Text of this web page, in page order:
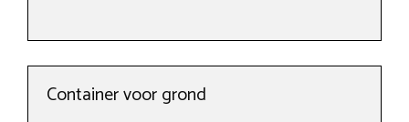
Container voor grond